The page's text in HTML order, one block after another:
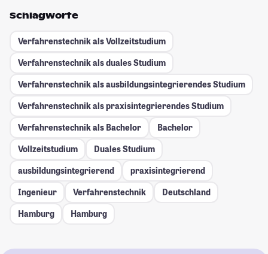
Schlagworte
Verfahrenstechnik als Vollzeitstudium
Verfahrenstechnik als duales Studium
Verfahrenstechnik als ausbildungsintegrierendes Studium
Verfahrenstechnik als praxisintegrierendes Studium
Verfahrenstechnik als Bachelor
Bachelor
Vollzeitstudium
Duales Studium
ausbildungsintegrierend
praxisintegrierend
Ingenieur
Verfahrenstechnik
Deutschland
Hamburg
Hamburg